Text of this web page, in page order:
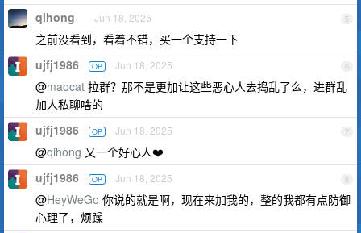
5
qihong Jun 18, 2025
之前没看到，看着不错，买一个支持一下
6
ujfj1986 OP Jun 18, 2025
@maocat 拉群？那不是更加让这些恶心人去捣乱了么，进群乱
加人私聊啥的
7
ujfj1986 OP Jun 18, 2025
@qihong 又一个好心人❤️
8
ujfj1986 OP Jun 18, 2025
@HeyWeGo 你说的就是啊，现在来加我的，整的我都有点防御
心理了，烦躁